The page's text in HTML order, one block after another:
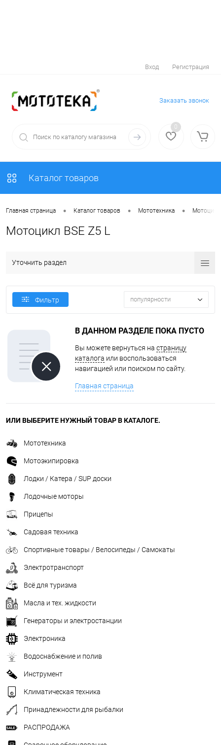
Вход Регистрация
Заказать звонок
0
Каталог товаров
Главная страница • Каталог товаров • Мототехника •
Мотоцикл BSE Z5 L
Уточнить раздел
Фильтр популярности
В ДАННОМ РАЗДЕЛЕ ПОКА ПУСТО
Вы можете вернуться на страницу
каталога или воспользоваться
навигацией или поиском по сайту.
Главная страница
ИЛИ ВЫБЕРИТЕ НУЖНЫЙ ТОВАР В КАТАЛОГЕ.
Мототехника
Мотоэкипировка
Лодки / Катера / SUP доски
Лодочные моторы
Прицепы
Садовая техника
Спортивные товары / Велосипеды / Самокаты
Электротранспорт
Всё для туризма
Масла и тех. жидкости
Генераторы и электростанции
Электроника
Водоснабжение и полив
Инструмент
Климатическая техника
Принадлежности для рыбалки
РАСПРОДАЖА